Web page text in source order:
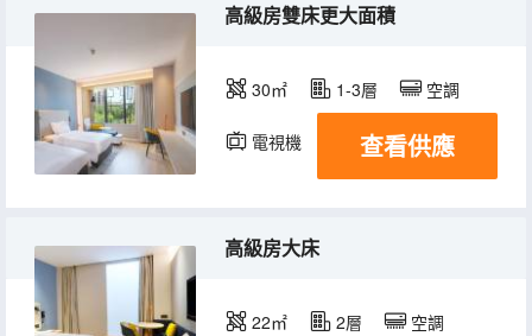
高級房雙床更大面積
30㎡ 1-3層 空調
電視機 查看供應
高級房大床
22㎡ 2層 空調